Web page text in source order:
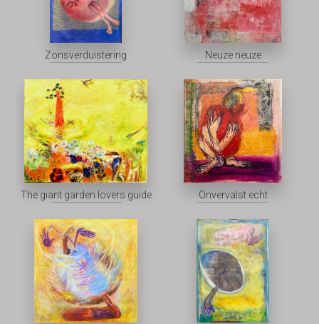
Zonsverduistering Neuze neuze
The giant garden lovers guide Onvervalst echt